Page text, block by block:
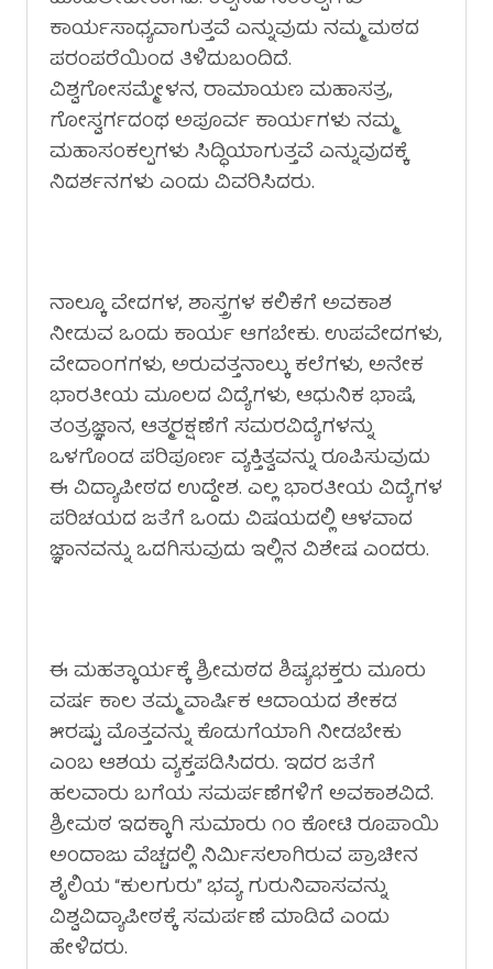
ಕಾರ್ಯಸಾಧ್ಯವಾಗುತ್ತವೆ ಎನ್ನುವುದು ನಮ್ಮ ಮಠದ
ಪರಂಪರೆಯಿಂದ ತಿಳಿದುಬಂದಿದೆ.
ವಿಶ್ವಗೋಸಮ್ಮೇಳನ, ರಾಮಾಯಣ ಮಹಾಸತ್ರ,
ಗೋಸ್ವರ್ಗದಂಥ ಅಪೂರ್ವ ಕಾರ್ಯಗಳು ನಮ್ಮ
ಮಹಾಸಂಕಲ್ಪಗಳು ಸಿದ್ಧಿಯಾಗುತ್ತವೆ ಎನ್ನುವುದಕ್ಕೆ
ನಿದರ್ಶನಗಳು ಎಂದು ವಿವರಿಸಿದರು.
ನಾಲ್ಕೂ ವೇದಗಳ, ಶಾಸ್ತ್ರಗಳ ಕಲಿಕೆಗೆ ಅವಕಾಶ
ನೀಡುವ ಒಂದು ಕಾರ್ಯ ಆಗಬೇಕು. ಉಪವೇದಗಳು,
ವೇದಾಂಗಗಳು, ಅರುವತ್ತನಾಲ್ಕು ಕಲೆಗಳು, ಅನೇಕ
ಭಾರತೀಯ ಮೂಲದ ವಿದ್ಯೆಗಳು, ಆಧುನಿಕ ಭಾಷೆ,
ತಂತ್ರಜ್ಞಾನ, ಆತ್ಮರಕ್ಷಣೆಗೆ ಸಮರವಿದ್ಯೆಗಳನ್ನು
ಒಳಗೊಂಡ ಪರಿಪೂರ್ಣ ವ್ಯಕ್ತಿತ್ವವನ್ನು ರೂಪಿಸುವುದು
ಈ ವಿದ್ಯಾಪೀಠದ ಉದ್ದೇಶ. ಎಲ್ಲ ಭಾರತೀಯ ವಿದ್ಯೆಗಳ
ಪರಿಚಯದ ಜತೆಗೆ ಒಂದು ವಿಷಯದಲ್ಲಿ ಆಳವಾದ
ಜ್ಞಾನವನ್ನು ಒದಗಿಸುವುದು ಇಲ್ಲಿನ ವಿಶೇಷ ಎಂದರು.
ಈ ಮಹತ್ಕಾರ್ಯಕ್ಕೆ ಶ್ರೀಮಠದ ಶಿಷ್ಯಭಕ್ತರು ಮೂರು
ವರ್ಷ ಕಾಲ ತಮ್ಮ ವಾರ್ಷಿಕ ಆದಾಯದ ಶೇಕಡ
೫ರಷ್ಟು ಮೊತ್ತವನ್ನು ಕೊಡುಗೆಯಾಗಿ ನೀಡಬೇಕು
ಎಂಬ ಆಶಯ ವ್ಯಕ್ತಪಡಿಸಿದರು. ಇದರ ಜತೆಗೆ
ಹಲವಾರು ಬಗೆಯ ಸಮರ್ಪಣೆಗಳಿಗೆ ಅವಕಾಶವಿದೆ.
ಶ್ರೀಮಠ ಇದಕ್ಕಾಗಿ ಸುಮಾರು ೧೦ ಕೋಟಿ ರೂಪಾಯಿ
ಅಂದಾಜು ವೆಚ್ಚದಲ್ಲಿ ನಿರ್ಮಿಸಲಾಗಿರುವ ಪ್ರಾಚೀನ
ಶೈಲಿಯ “ಕುಲಗುರು” ಭವ್ಯ ಗುರುನಿವಾಸವನ್ನು
ವಿಶ್ವವಿದ್ಯಾಪೀಠಕ್ಕೆ ಸಮರ್ಪಣೆ ಮಾಡಿದೆ ಎಂದು
ಹೇಳಿದರು.